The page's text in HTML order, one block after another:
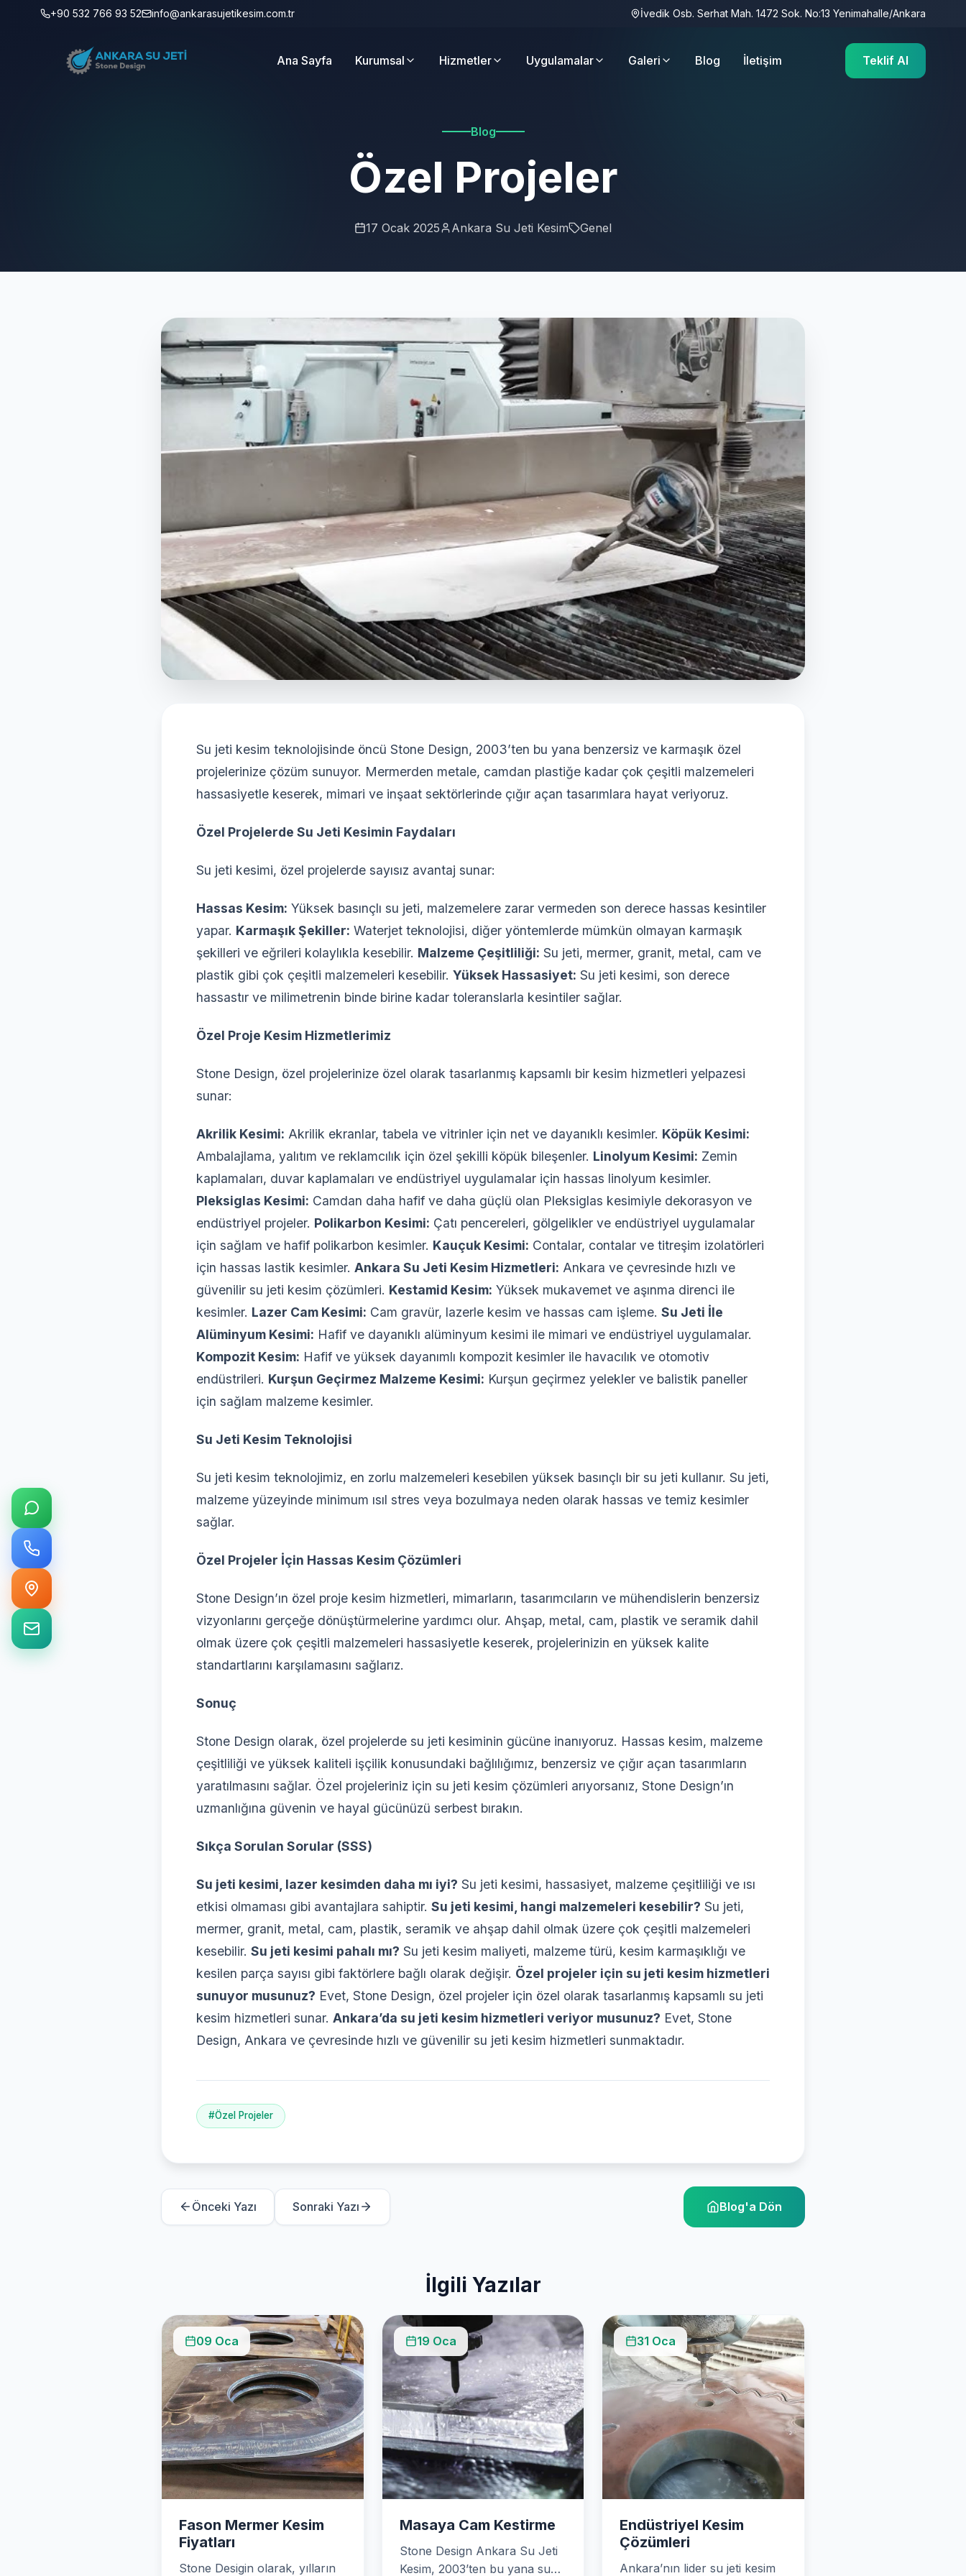
+90 532 766 93 52 info@ankarasujetikesim.com.tr İvedik Osb. Serhat Mah. 1472 Sok. No:13 Yenimahalle/Ankara
Ana Sayfa Kurumsal Hizmetler Uygulamalar Galeri Blog İletişim Teklif Al
Blog
Özel Projeler
17 Ocak 2025 Ankara Su Jeti Kesim Genel
Su jeti kesim teknolojisinde öncü Stone Design, 2003’ten bu yana benzersiz ve karmaşık özel
projelerinize çözüm sunuyor. Mermerden metale, camdan plastiğe kadar çok çeşitli malzemeleri
hassasiyetle keserek, mimari ve inşaat sektörlerinde çığır açan tasarımlara hayat veriyoruz.
Özel Projelerde Su Jeti Kesimin Faydaları
Su jeti kesimi, özel projelerde sayısız avantaj sunar:
Hassas Kesim: Yüksek basınçlı su jeti, malzemelere zarar vermeden son derece hassas kesintiler
yapar. Karmaşık Şekiller: Waterjet teknolojisi, diğer yöntemlerde mümkün olmayan karmaşık
şekilleri ve eğrileri kolaylıkla kesebilir. Malzeme Çeşitliliği: Su jeti, mermer, granit, metal, cam ve
plastik gibi çok çeşitli malzemeleri kesebilir. Yüksek Hassasiyet: Su jeti kesimi, son derece
hassastır ve milimetrenin binde birine kadar toleranslarla kesintiler sağlar.
Özel Proje Kesim Hizmetlerimiz
Stone Design, özel projelerinize özel olarak tasarlanmış kapsamlı bir kesim hizmetleri yelpazesi
sunar:
Akrilik Kesimi: Akrilik ekranlar, tabela ve vitrinler için net ve dayanıklı kesimler. Köpük Kesimi:
Ambalajlama, yalıtım ve reklamcılık için özel şekilli köpük bileşenler. Linolyum Kesimi: Zemin
kaplamaları, duvar kaplamaları ve endüstriyel uygulamalar için hassas linolyum kesimler.
Pleksiglas Kesimi: Camdan daha hafif ve daha güçlü olan Pleksiglas kesimiyle dekorasyon ve
endüstriyel projeler. Polikarbon Kesimi: Çatı pencereleri, gölgelikler ve endüstriyel uygulamalar
için sağlam ve hafif polikarbon kesimler. Kauçuk Kesimi: Contalar, contalar ve titreşim izolatörleri
için hassas lastik kesimler. Ankara Su Jeti Kesim Hizmetleri: Ankara ve çevresinde hızlı ve
güvenilir su jeti kesim çözümleri. Kestamid Kesim: Yüksek mukavemet ve aşınma direnci ile
kesimler. Lazer Cam Kesimi: Cam gravür, lazerle kesim ve hassas cam işleme. Su Jeti İle
Alüminyum Kesimi: Hafif ve dayanıklı alüminyum kesimi ile mimari ve endüstriyel uygulamalar.
Kompozit Kesim: Hafif ve yüksek dayanımlı kompozit kesimler ile havacılık ve otomotiv
endüstrileri. Kurşun Geçirmez Malzeme Kesimi: Kurşun geçirmez yelekler ve balistik paneller
için sağlam malzeme kesimler.
Su Jeti Kesim Teknolojisi
Su jeti kesim teknolojimiz, en zorlu malzemeleri kesebilen yüksek basınçlı bir su jeti kullanır. Su jeti,
malzeme yüzeyinde minimum ısıl stres veya bozulmaya neden olarak hassas ve temiz kesimler
sağlar.
Özel Projeler İçin Hassas Kesim Çözümleri
Stone Design’ın özel proje kesim hizmetleri, mimarların, tasarımcıların ve mühendislerin benzersiz
vizyonlarını gerçeğe dönüştürmelerine yardımcı olur. Ahşap, metal, cam, plastik ve seramik dahil
olmak üzere çok çeşitli malzemeleri hassasiyetle keserek, projelerinizin en yüksek kalite
standartlarını karşılamasını sağlarız.
Sonuç
Stone Design olarak, özel projelerde su jeti kesiminin gücüne inanıyoruz. Hassas kesim, malzeme
çeşitliliği ve yüksek kaliteli işçilik konusundaki bağlılığımız, benzersiz ve çığır açan tasarımların
yaratılmasını sağlar. Özel projeleriniz için su jeti kesim çözümleri arıyorsanız, Stone Design’ın
uzmanlığına güvenin ve hayal gücünüzü serbest bırakın.
Sıkça Sorulan Sorular (SSS)
Su jeti kesimi, lazer kesimden daha mı iyi? Su jeti kesimi, hassasiyet, malzeme çeşitliliği ve ısı
etkisi olmaması gibi avantajlara sahiptir. Su jeti kesimi, hangi malzemeleri kesebilir? Su jeti,
mermer, granit, metal, cam, plastik, seramik ve ahşap dahil olmak üzere çok çeşitli malzemeleri
kesebilir. Su jeti kesimi pahalı mı? Su jeti kesim maliyeti, malzeme türü, kesim karmaşıklığı ve
kesilen parça sayısı gibi faktörlere bağlı olarak değişir. Özel projeler için su jeti kesim hizmetleri
sunuyor musunuz? Evet, Stone Design, özel projeler için özel olarak tasarlanmış kapsamlı su jeti
kesim hizmetleri sunar. Ankara’da su jeti kesim hizmetleri veriyor musunuz? Evet, Stone
Design, Ankara ve çevresinde hızlı ve güvenilir su jeti kesim hizmetleri sunmaktadır.
#Özel Projeler
Önceki Yazı Sonraki Yazı Blog'a Dön
İlgili Yazılar
09 Oca
Fason Mermer Kesim
Fiyatları
Stone Desigin olarak, yılların
19 Oca
Masaya Cam Kestirme
Stone Design Ankara Su Jeti
Kesim, 2003’ten bu yana su
31 Oca
Endüstriyel Kesim
Çözümleri
Ankara’nın lider su jeti kesim